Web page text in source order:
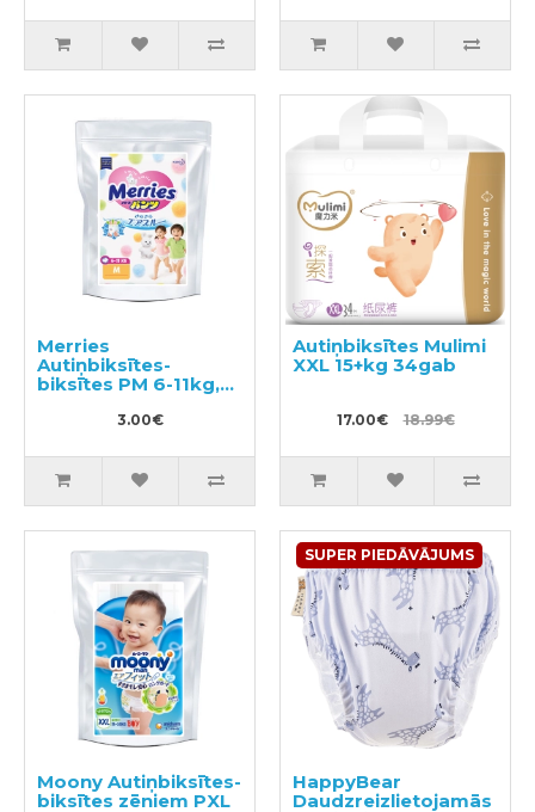
Merries
Autiņbiksītes-
biksītes PM 6-11kg,
3.00€
Autiņbiksītes Mulimi
XXL 15+kg 34gab
17.00€ 18.99€
Moony Autiņbiksītes-
biksītes zēniem PXL
SUPER PIEDĀVĀJUMS
HappyBear
Daudzreizlietojamās